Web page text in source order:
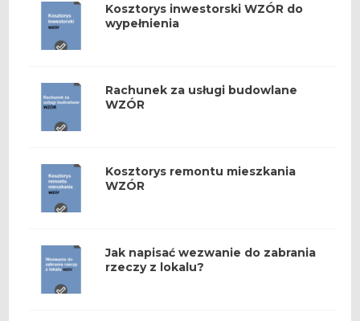
Kosztorys inwestorski WZÓR do
wypełnienia
Rachunek za usługi budowlane
WZÓR
Kosztorys remontu mieszkania
WZÓR
Jak napisać wezwanie do zabrania
rzeczy z lokalu?